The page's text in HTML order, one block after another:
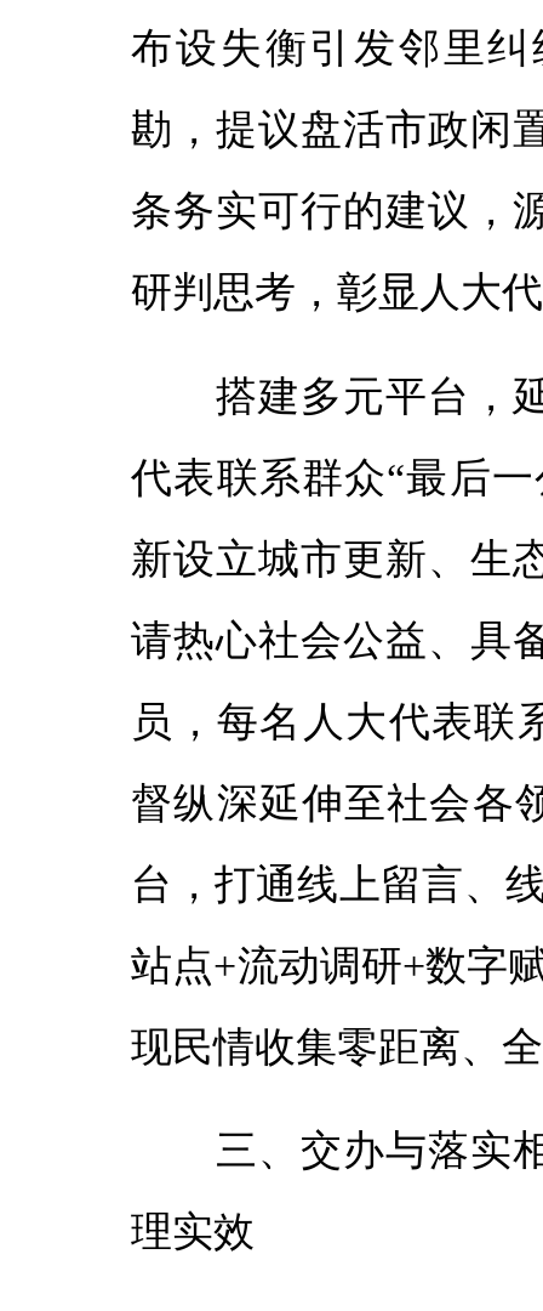
布设失衡引发邻里
勘，提议盘活市政闲
条务实可行的建议，
研判思考，彰显人大
搭建多元平台，延
代表联系群众“最后
新设立城市更新、生
请热心社会公益、具
员，每名人大代表联
督纵深延伸至社会各
台，打通线上留言、
站点+流动调研+数字
现民情收集零距离、
三、交办与落实相
理实效